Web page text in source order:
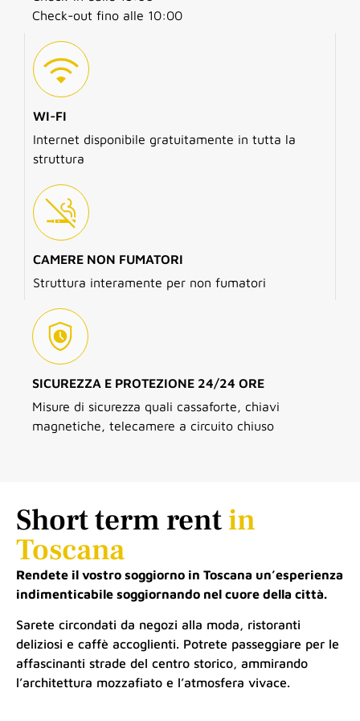
Check-out fino alle 10:00
WI-FI
Internet disponibile gratuitamente in tutta la
struttura
CAMERE NON FUMATORI
Struttura interamente per non fumatori
SICUREZZA E PROTEZIONE 24/24 ORE
Misure di sicurezza quali cassaforte, chiavi
magnetiche, telecamere a circuito chiuso
Short term rentin
Toscana
Rendete il vostro soggiorno in Toscana un’esperienza
indimenticabile soggiornando nel cuore della città.
Sarete circondati da negozi alla moda, ristoranti
deliziosi e caffè accoglienti. Potrete passeggiare per le
affascinanti strade del centro storico, ammirando
l’architettura mozzafiato e l’atmosfera vivace.